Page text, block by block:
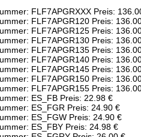
FLF7APGRXXX Preis:
FLF7APGR120 Preis:
FLF7APGR125 Preis:
FLF7APGR130 Preis:
FLF7APGR135 Preis:
FLF7APGR140 Preis:
FLF7APGR145 Preis:
FLF7APGR150 Preis:
FLF7APGR155 Preis:
ES_FB Preis: 22.98 €
ES_FGR Preis: 24.90 €
ES_FGW Preis: 24.90 €
ES_FBY Preis: 24.98 €